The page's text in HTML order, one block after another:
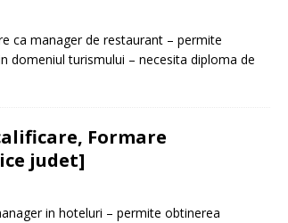
ca manager de restaurant – permite
domeniul turismului – necesita diploma de
calificare, Formare
judet]
in hoteluri – permite obtinerea